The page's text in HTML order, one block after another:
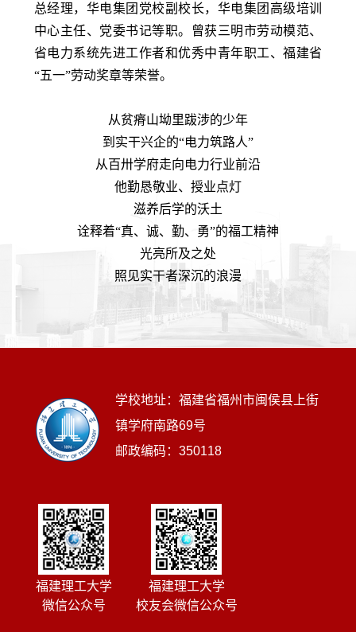
总经理，华电集团党校副校长，华电集团高级培训
中心主任、党委书记等职。曾获三明市劳动模范、
省电力系统先进工作者和优秀中青年职工、福建省
“五一”劳动奖章等荣誉。
从贫瘠山坳里跋涉的少年
到实干兴企的“电力筑路人”
从百卅学府走向电力行业前沿
他勤恳敬业、授业点灯
滋养后学的沃土
诠释着“真、诚、勤、勇”的福工精神
光亮所及之处
照见实干者深沉的浪漫
学校地址：福建省福州市闽侯县上街
镇学府南路69号
邮政编码：350118
福建理工大学
微信公众号
福建理工大学
校友会微信公众号